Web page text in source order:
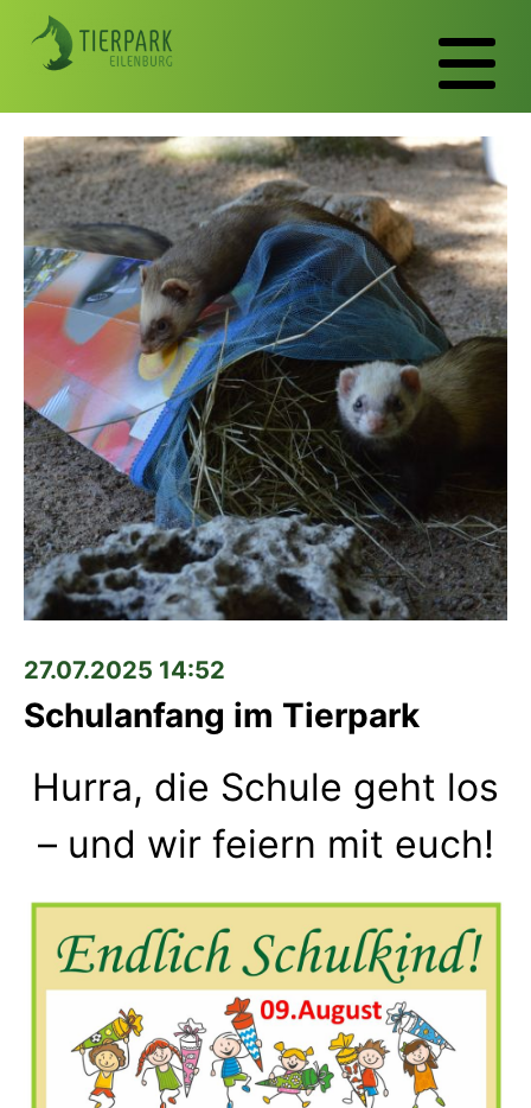
27.07.2025 14:52
Schulanfang im Tierpark
Hurra, die Schule geht los
– und wir feiern mit euch!